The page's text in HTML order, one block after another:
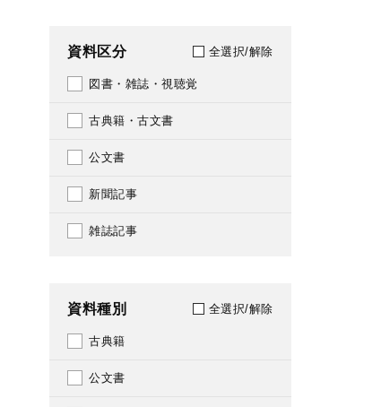
資料区分 全選択/解除
図書・雑誌・視聴覚
古典籍・古文書
公文書
新聞記事
雑誌記事
資料種別 全選択/解除
古典籍
公文書